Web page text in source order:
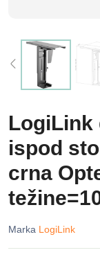
LogiLink
ispod
crna
Marka LogiLink